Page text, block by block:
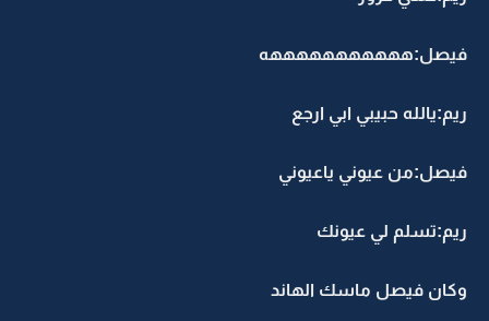
فيصل:هههههههههههه
ريم:يالله حبيبي ابي ارجع
فيصل:من عيوني ياعيوني
ريم:تسلم لي عيونك
وكان فيصل ماسك الهاند